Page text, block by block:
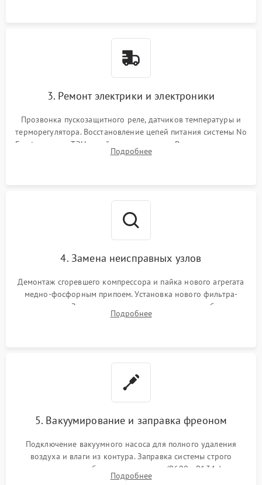
3. Ремонт электрики и электроники
Прозвонка пускозащитного реле, датчиков температуры и
терморегулятора. Восстановление цепей питания системы No
Frost, включая ТЭН оттайки и вентилятор. Ремонт или замена
платы управления при сбоях алгоритмов.
Подробнее
4. Замена неисправных узлов
Демонтаж сгоревшего компрессора и пайка нового агрегата
медно-фосфорным припоем. Установка нового фильтра-
осушителя. Замена изношенных вентиляторов обдува,
сломанных заслонок или поврежденных дверных петель.
Подробнее
5. Вакуумирование и заправка фреоном
Подключение вакуумного насоса для полного удаления
воздуха и влаги из контура. Заправка системы строго
дозированным объемом хладагента (R600a, R134a) по
электронным весам. Контроль рабочего давления в системе.
Подробнее